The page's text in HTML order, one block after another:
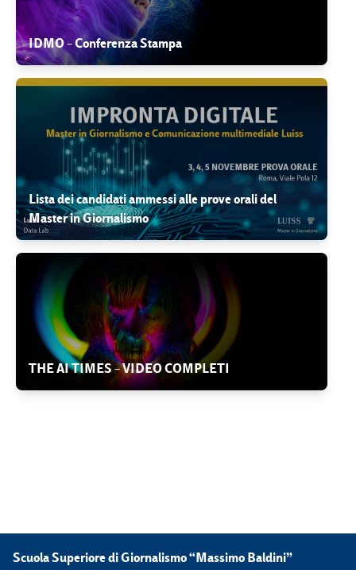
IDMO – Conferenza Stampa
Lista dei candidati ammessi alle prove orali del
Master in Giornalismo
THE AI TIMES – VIDEO COMPLETI
Scuola Superiore di Giornalismo “Massimo Baldini”